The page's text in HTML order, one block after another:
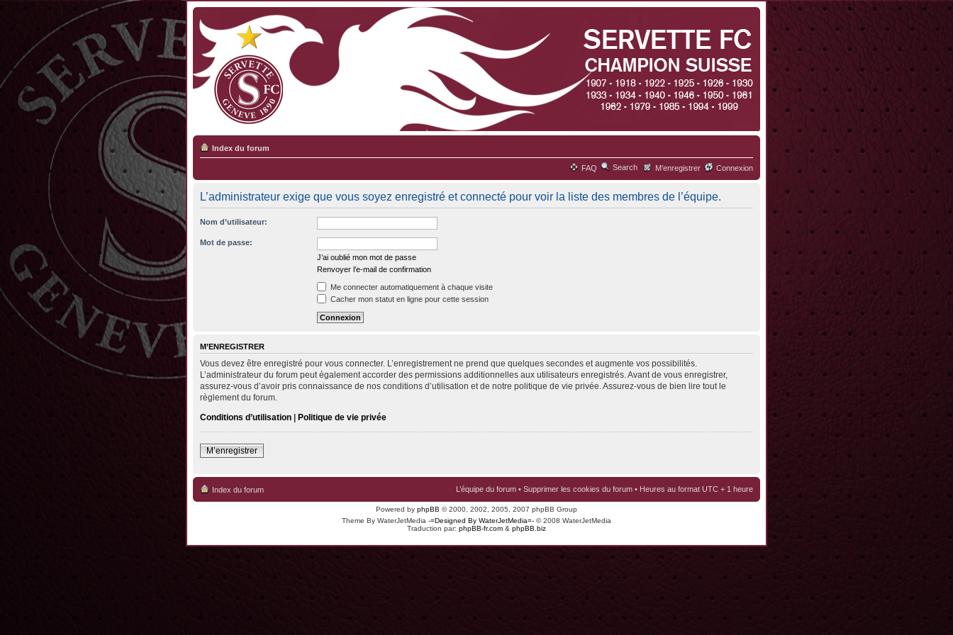
Index du forum
FAQ Search M’enregistrer Connexion
L’administrateur exige que vous soyez enregistré et connecté pour voir la liste des membres de l’équipe.
Nom d’utilisateur:
Mot de passe:
J’ai oublié mon mot de passe
Renvoyer l’e-mail de confirmation
Me connecter automatiquement à chaque visite
Cacher mon statut en ligne pour cette session
M’ENREGISTRER
Vous devez être enregistré pour vous connecter. L’enregistrement ne prend que quelques secondes et augmente vos possibilités.
L’administrateur du forum peut également accorder des permissions additionnelles aux utilisateurs enregistrés. Avant de vous enregistrer,
assurez-vous d’avoir pris connaissance de nos conditions d’utilisation et de notre politique de vie privée. Assurez-vous de bien lire tout le
règlement du forum.
Conditions d’utilisation | Politique de vie privée
M’enregistrer
Index du forum L’équipe du forum • Supprimer les cookies du forum • Heures au format UTC + 1 heure
Powered by phpBB © 2000, 2002, 2005, 2007 phpBB Group
Theme By WaterJetMedia -=Designed By WaterJetMedia=- © 2008 WaterJetMedia
Traduction par: phpBB-fr.com & phpBB.biz